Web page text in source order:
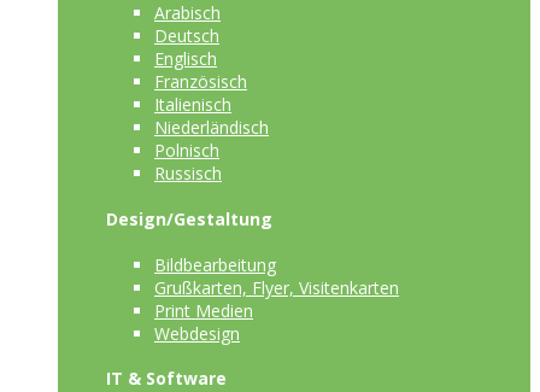
Arabisch
Deutsch
Englisch
Französisch
Italienisch
Niederländisch
Polnisch
Russisch
Design/Gestaltung
Bildbearbeitung
Grußkarten, Flyer, Visitenkarten
Print Medien
Webdesign
IT & Software